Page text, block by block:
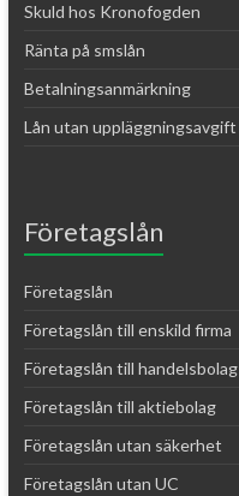
Skuld hos Kronofogden
Ränta på smslån
Betalningsanmärkning
Lån utan uppläggningsavgift
Företagslån
Företagslån
Företagslån till enskild firma
Företagslån till handelsbolag
Företagslån till aktiebolag
Företagslån utan säkerhet
Företagslån utan UC